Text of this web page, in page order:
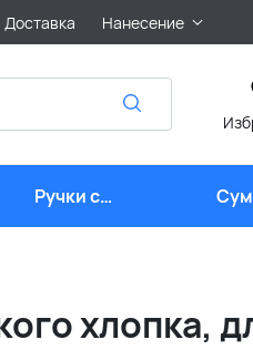
Доставка Нанесение
Ручки с
логотипом
хлопка,